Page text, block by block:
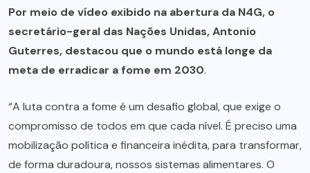
Por meio de vídeo exibido na abertura da N4G, o
secretário-geral das Nações Unidas, Antonio
Guterres, destacou que o mundo está longe da
meta de erradicar a fome em 2030.
“A luta contra a fome é um desafio global, que exige o
compromisso de todos em que cada nível. É preciso uma
mobilização política e financeira inédita, para transformar,
de forma duradoura, nossos sistemas alimentares. O